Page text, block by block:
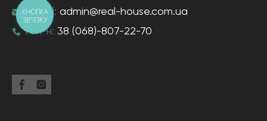
e-mail: admin@real-house.com.ua
тел-н: 38 (068)-807-22-70
КНОПКА
ЗВ'ЯЗКУ